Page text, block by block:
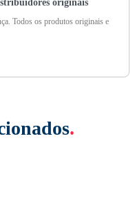
originais
Todos os produtos originais e
.